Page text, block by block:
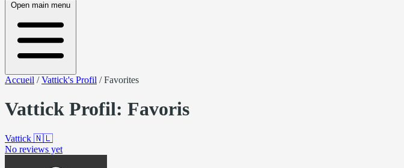
Open main menu
Accueil /Vattick's Profil /Favorites
Vattick Profil: Favoris
Vattick 🇳🇱
No reviews yet